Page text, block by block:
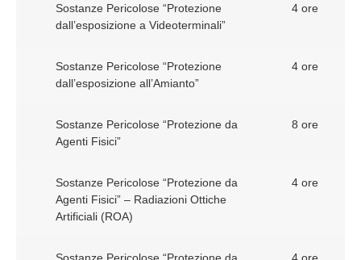
Sostanze Pericolose “Protezione
dall’esposizione a Videoterminali”
4 ore
Sostanze Pericolose “Protezione
dall’esposizione all’Amianto”
4 ore
Sostanze Pericolose “Protezione da
Agenti Fisici”
8 ore
Sostanze Pericolose “Protezione da
Agenti Fisici” – Radiazioni Ottiche
Artificiali (ROA)
4 ore